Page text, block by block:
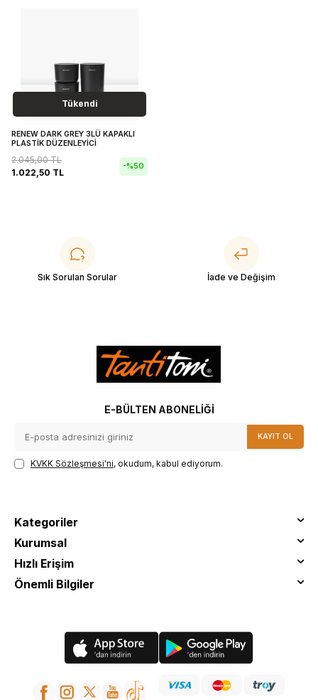
Tükendi
RENEW DARK GREY 3LÜ KAPAKLI
PLASTİK DÜZENLEYİCİ
2.045,00TL
1.022,50 TL
-%50
Sık Sorulan Sorular İade ve Değişim
E-BÜLTEN ABONELIĞI
KAYIT OL
KVKK Sözleşmesi'ni, okudum, kabul ediyorum.
Kategoriler
Kurumsal
Hızlı Erişim
Önemli Bilgiler